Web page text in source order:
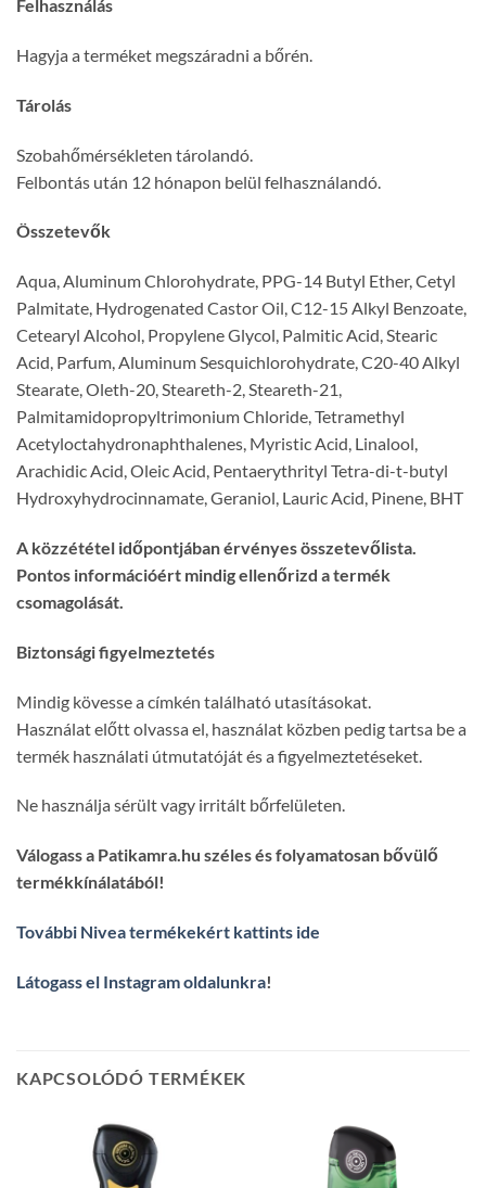
Felhasználás
Hagyja a terméket megszáradni a bőrén.
Tárolás
Szobahőmérsékleten tárolandó.
Felbontás után 12 hónapon belül felhasználandó.
Összetevők
Aqua, Aluminum Chlorohydrate, PPG-14 Butyl Ether, Cetyl
Palmitate, Hydrogenated Castor Oil, C12-15 Alkyl Benzoate,
Cetearyl Alcohol, Propylene Glycol, Palmitic Acid, Stearic
Acid, Parfum, Aluminum Sesquichlorohydrate, C20-40 Alkyl
Stearate, Oleth-20, Steareth-2, Steareth-21,
Palmitamidopropyltrimonium Chloride, Tetramethyl
Acetyloctahydronaphthalenes, Myristic Acid, Linalool,
Arachidic Acid, Oleic Acid, Pentaerythrityl Tetra-di-t-butyl
Hydroxyhydrocinnamate, Geraniol, Lauric Acid, Pinene, BHT
A közzététel időpontjában érvényes összetevőlista.
Pontos információért mindig ellenőrizd a termék
csomagolását.
Biztonsági figyelmeztetés
Mindig kövesse a címkén található utasításokat.
Használat előtt olvassa el, használat közben pedig tartsa be a
termék használati útmutatóját és a figyelmeztetéseket.
Ne használja sérült vagy irritált bőrfelületen.
Válogass a Patikamra.hu széles és folyamatosan bővülő
termékkínálatából!
További Nivea termékekért kattints ide
Látogass el Instagram oldalunkra!
KAPCSOLÓDÓ TERMÉKEK